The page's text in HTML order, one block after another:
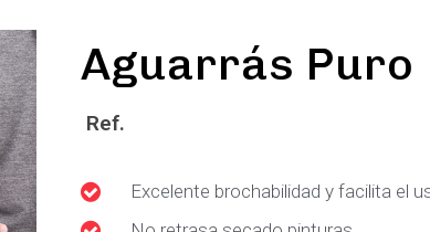
Aguarrás Puro
Ref.
Excelente brochabilidad y facilita el